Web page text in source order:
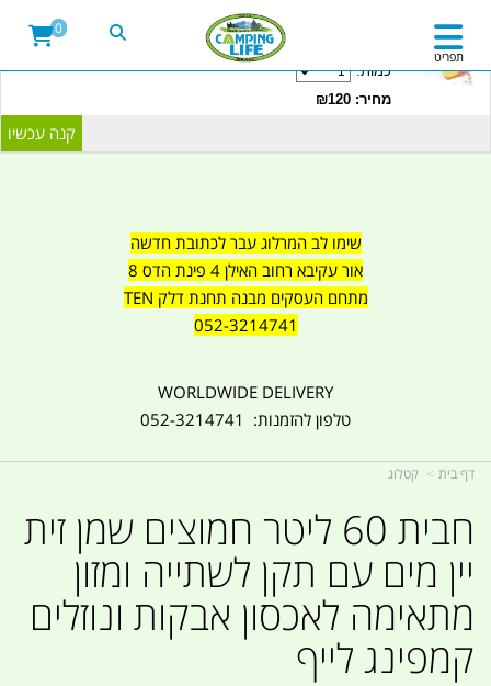
20LITRE WATER CONTAINER WITH TAP
CAMPINGLIFE ISRAEL קמפינג לייף
כמות:
מחיר: ₪120
שימו לב המרלוג עבר לכתובת חדשה
אור עקיבא רחוב האילן 4 פינת הדס 8
מתחם העסקים מבנה תחנת דלק TEN
052-3214741
WORLDWIDE DELIVERY
טלפון להזמנות: 052-3214741
תפריט
0
דף בית קטלוג
חבית 60 ליטר חמוצים שמן זית
יין מים עם תקן לשתייה ומזון
מתאימה לאכסון אבקות ונוזלים
קמפינג לייף